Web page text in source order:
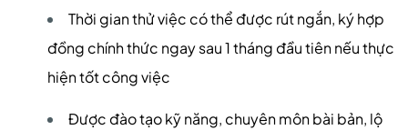
Thời gian thử việc có thể được rút ngắn, ký hợp
đồng chính thức ngay sau 1 tháng đầu tiên nếu thực
hiện tốt công việc
Được đào tạo kỹ năng, chuyên môn bài bản, lộ